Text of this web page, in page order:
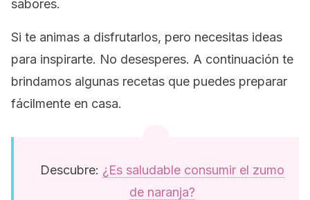
sabores.
Si te animas a disfrutarlos, pero necesitas ideas
para inspirarte. No desesperes. A continuación te
brindamos algunas recetas que puedes preparar
fácilmente en casa.
Descubre: ¿Es saludable consumir el zumo
de naranja?